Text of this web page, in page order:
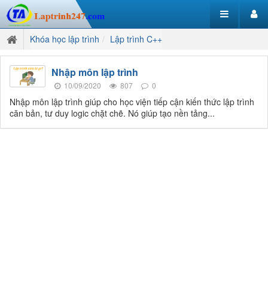
Khóa học lập trình Lập trình C++
Nhập môn lập trình
10/09/2020 807 0
Nhập môn lập trình giúp cho học viện tiếp cận kiến thức lập trình
căn bản, tư duy logic chặt chẽ. Nó giúp tạo nền tảng...